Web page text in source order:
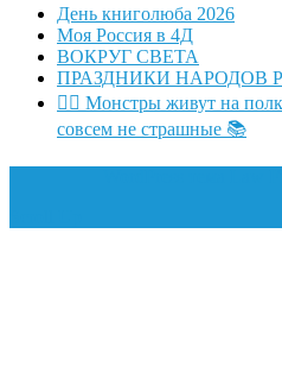
День книголюба 2026
Моя Россия в 4Д
ВОКРУГ СВЕТА
ПРАЗДНИКИ НАРОДОВ
🧛‍♂ Монстры живут на
совсем не страшные 📚